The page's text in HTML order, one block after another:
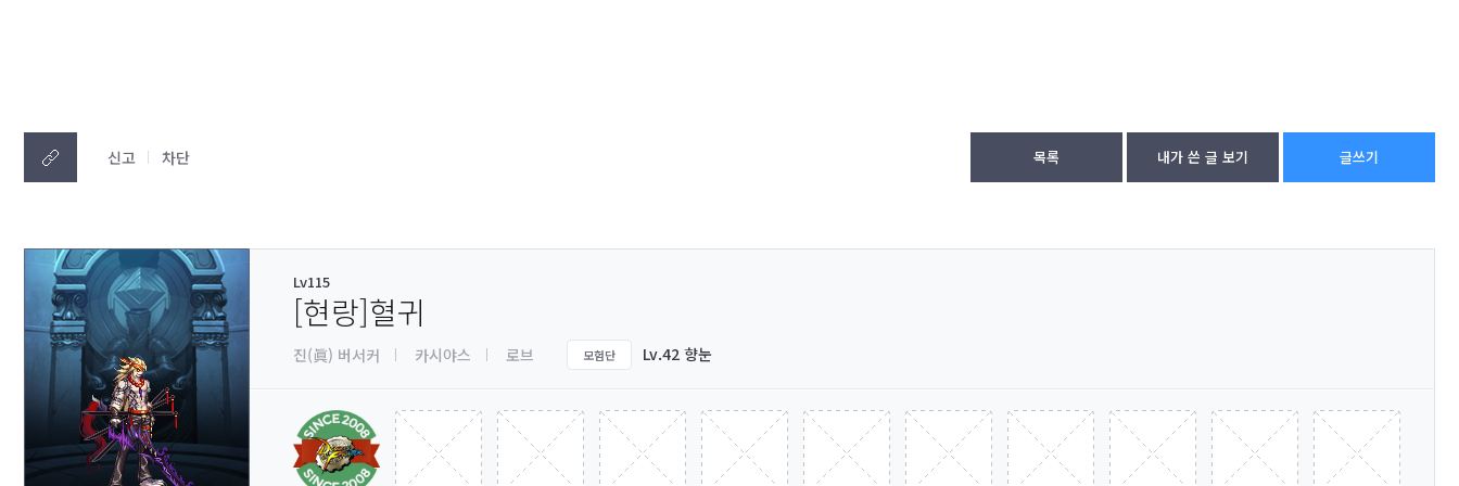
신고 차단 목록 내가 쓴 글 보기 글쓰기
Lv115
[현랑]혈귀
진(眞) 버서커 카시야스 로브 모험단 Lv.42 향눈